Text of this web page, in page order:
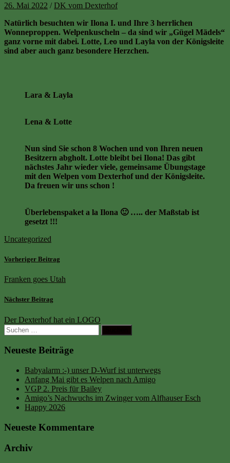
26. Mai 2022 /DK vom Dexterhof
Natürlich besuchten wir Ilona I. und Ihre 3 herrlichen
Wonneproppen. Welpenkuscheln – da sind wir „Gügel Mädels“
ganz vorne mit dabei. Lotte, Leo und Layla von der Königsleite
sind aber auch ganz besondere Herzchen.
Lara & Layla
Lena & Lotte
Nun sind Sie schon 8 Wochen und von Ihren neuen
Besitzern abgholt. Lotte bleibt bei Ilona! Das gibt
nächstes Jahr wieder viele, gemeinsame Übungstage
mit den Welpen vom Dexterhof und der Königsleite.
Da freuen wir uns schon !
Überlebenspaket a la Ilona 🙂 ….. der Maßstab ist
gesetzt !!!
Uncategorized
Vorheriger Beitrag
Franken goes Utah
Nächster Beitrag
Der Dexterhof hat ein LOGO
Suchen
nach:
Neueste Beiträge
Babyalarm :-) unser D-Wurf ist unterwegs
Anfang Mai gibt es Welpen nach Amigo
VGP 2. Preis für Bailey
Amigo’s Nachwuchs im Zwinger vom Alfhauser Esch
Happy 2026
Neueste Kommentare
Archiv